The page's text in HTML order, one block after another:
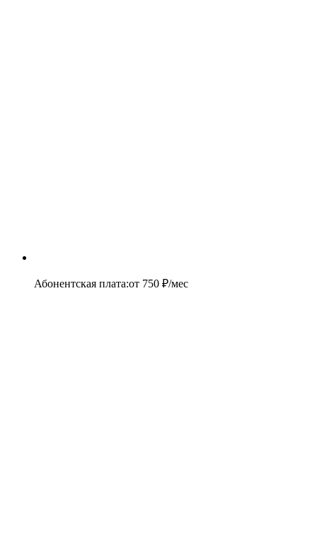
Абонентская плата:от 750 ₽/мес